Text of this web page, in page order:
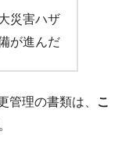
災害ハザ
が進んだ
管理の書類は、
こ